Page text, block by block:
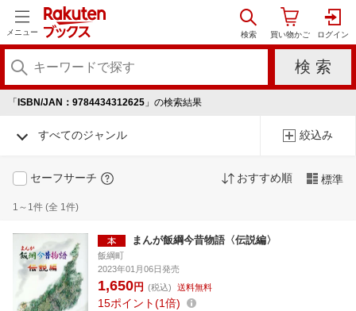
メニュー
「 ISBN/JAN：9784434312625 」の検索結果
すべてのジャンル 絞込み
セーフサーチ おすすめ順 標準
1～1件 (全 1件)
まんが飯綱今昔物語〈伝説編〉
飯綱町
2023年01月06日発売
1,650円 (税込) 送料無料
15ポイント 1倍